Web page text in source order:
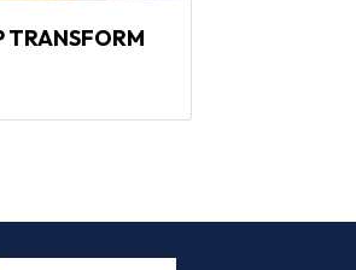
TRANSFORM